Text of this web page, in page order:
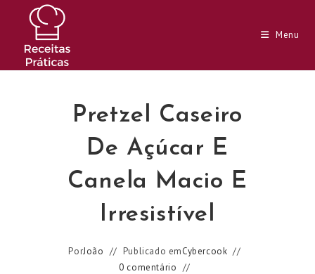
conteúdo
Menu
Pretzel Caseiro
De Açúcar E
Canela Macio E
Irresistível
PorJoão Publicado emCybercook
0 comentário